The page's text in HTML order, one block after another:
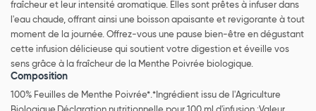
fraîcheur et leur intensité aromatique. Elles sont prêtes à infuser dans
l'eau chaude, offrant ainsi une boisson apaisante et revigorante à tout
moment de la journée. Offrez-vous une pause bien-être en dégustant
cette infusion délicieuse qui soutient votre digestion et éveille vos
sens grâce à la fraîcheur de la Menthe Poivrée biologique.
Composition
100% Feuilles de Menthe Poivrée*.*Ingrédient issu de l'Agriculture